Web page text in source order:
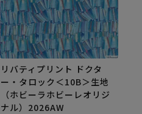
リバティプリント ドクタ
ー・タロック＜10B＞生地
（ホビーラホビーレオリジ
ナル）2026AW